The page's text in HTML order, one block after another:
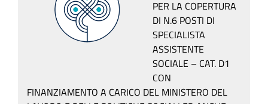
PER LA COPERTURA
DI N.6 POSTI DI
SPECIALISTA
ASSISTENTE
SOCIALE – CAT. D1
CON
FINANZIAMENTO A CARICO DEL MINISTERO DEL